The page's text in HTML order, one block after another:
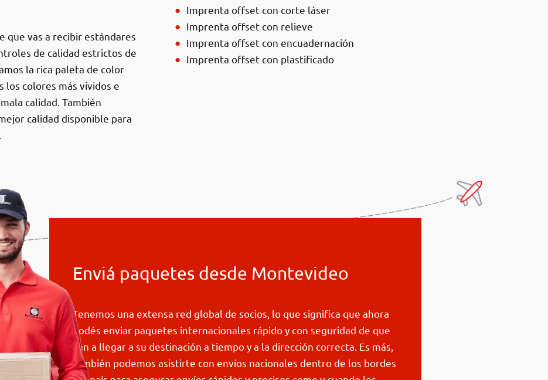
que vas a recibir estándares
de calidad estrictos de
la rica paleta de color
los colores más vividos e
calidad. También
calidad disponible para
Imprenta offset con corte láser
Imprenta offset con relieve
Imprenta offset con encuadernación
Imprenta offset con plastificado
Enviá paquetes desde Montevideo
Tenemos una extensa red global de socios, lo que significa que ahora
podés enviar paquetes internacionales rápido y con seguridad de que
van a llegar a su destinación a tiempo y a la dirección correcta. Es más,
también podemos asistirte con envíos nacionales dentro de los bordes